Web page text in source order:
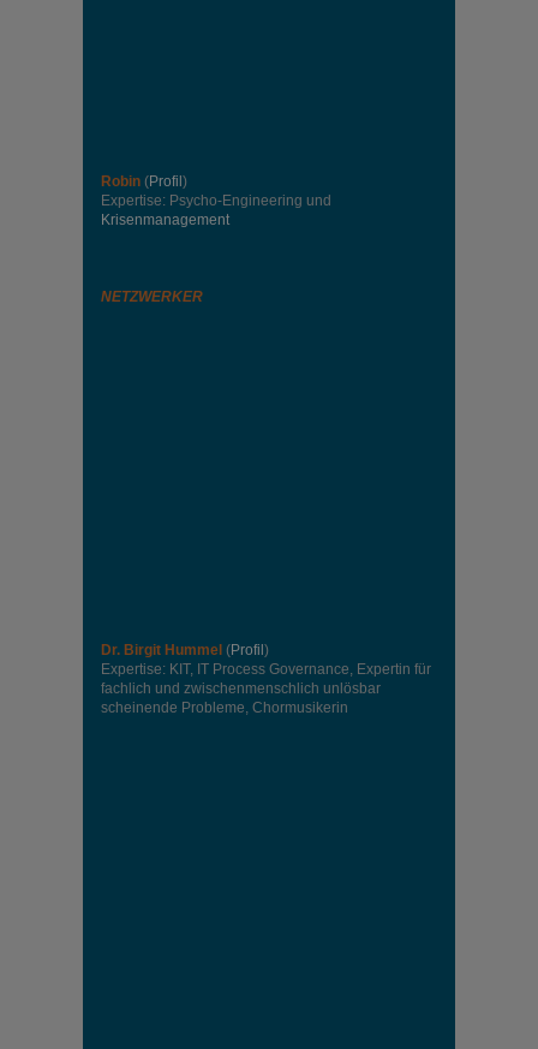
Robin (Profil )
Expertise: Psycho-Engineering und
Krisenmanagement
NETZWERKER
Dr. Birgit Hummel (Profil )
Expertise: KIT, IT Process Governance, Expertin für
fachlich und zwischenmenschlich unlösbar
scheinende Probleme, Chormusikerin